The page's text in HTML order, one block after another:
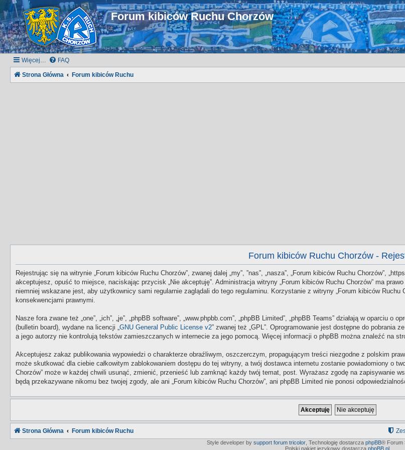
Forum kibiców Ruchu Chorzów
Więcej… FAQ
Strona Główna Forum kibiców Ruchu
Forum kibiców Ruchu Chorzów -
Rejestrując się na witrynie „Forum kibiców Ruchu Chorzów”, zwanej dalej „my”, ”nas”, „nasza”, „Forum kibiców Ruchu Chorzów”,
akceptujesz, opuść to miejsce, naciskając przycisk „Nie akceptuję”. Administracja witryny „Forum kibiców Ruchu Chorzów” ma
niemniej wskazane jest, aby użytkownicy sami regularnie zaglądali do tego regulaminu. Korzystanie z witryny „Forum kibiców
konsekwencjami prawnymi.
Nasze fora zwane też „one”, „ich”, „je”, „phpBB software”, „www.phpbb.com”, „phpBB Limited”, „phpBB Teams” działają w
(bulletin board), wydane na licencji „GNU General Public License v2” zwanej też „GPL”. Oprogramowanie jest dostępne do pobrania
a jego autorzy nie kontrolują tekstów zamieszczanych w internecie za jego pomocą. Więcej informacji o phpBB można znaleźć na
Akceptujesz zakaz publikowania wypowiedzi o charakterze obraźliwym, oszczerczym, propagującym treści niezgodne z polskim
może skutkować dla ciebie całkowitym zablokowaniem dostępu do tej witryny, a twój dostawca internetu zostanie powiadomiony o
Chorzów” może w każdej chwili usunąć, zmienić, przenieść lub zamknąć każdy twój temat, post. Wyrażasz zgodę na zapisywanie
będą przekazywane nikomu bez twojej zgody, ale ani „Forum kibiców Ruchu Chorzów”, ani phpBB Limited nie ponosi
Strona Główna Forum kibiców Ruchu
Style developer by support forum tricolor Technologię dostarcza phpBB® Forum
Polski pakiet językowy dostarcza phpBB.pl